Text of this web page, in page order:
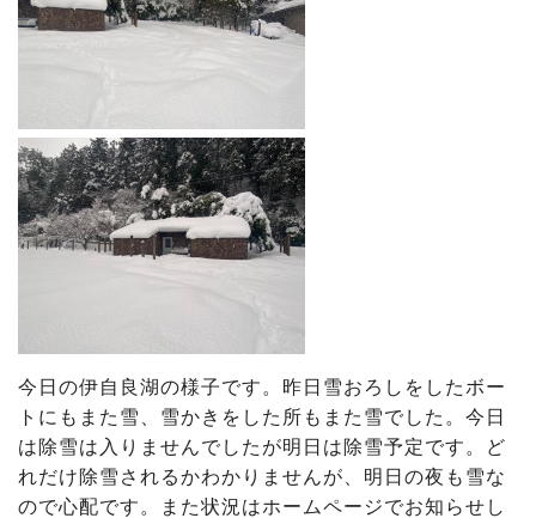
今日の伊自良湖の様子です。昨日雪おろしをしたボー
トにもまた雪、雪かきをした所もまた雪でした。今日
は除雪は入りませんでしたが明日は除雪予定です。ど
れだけ除雪されるかわかりませんが、明日の夜も雪な
ので心配です。また状況はホームページでお知らせし